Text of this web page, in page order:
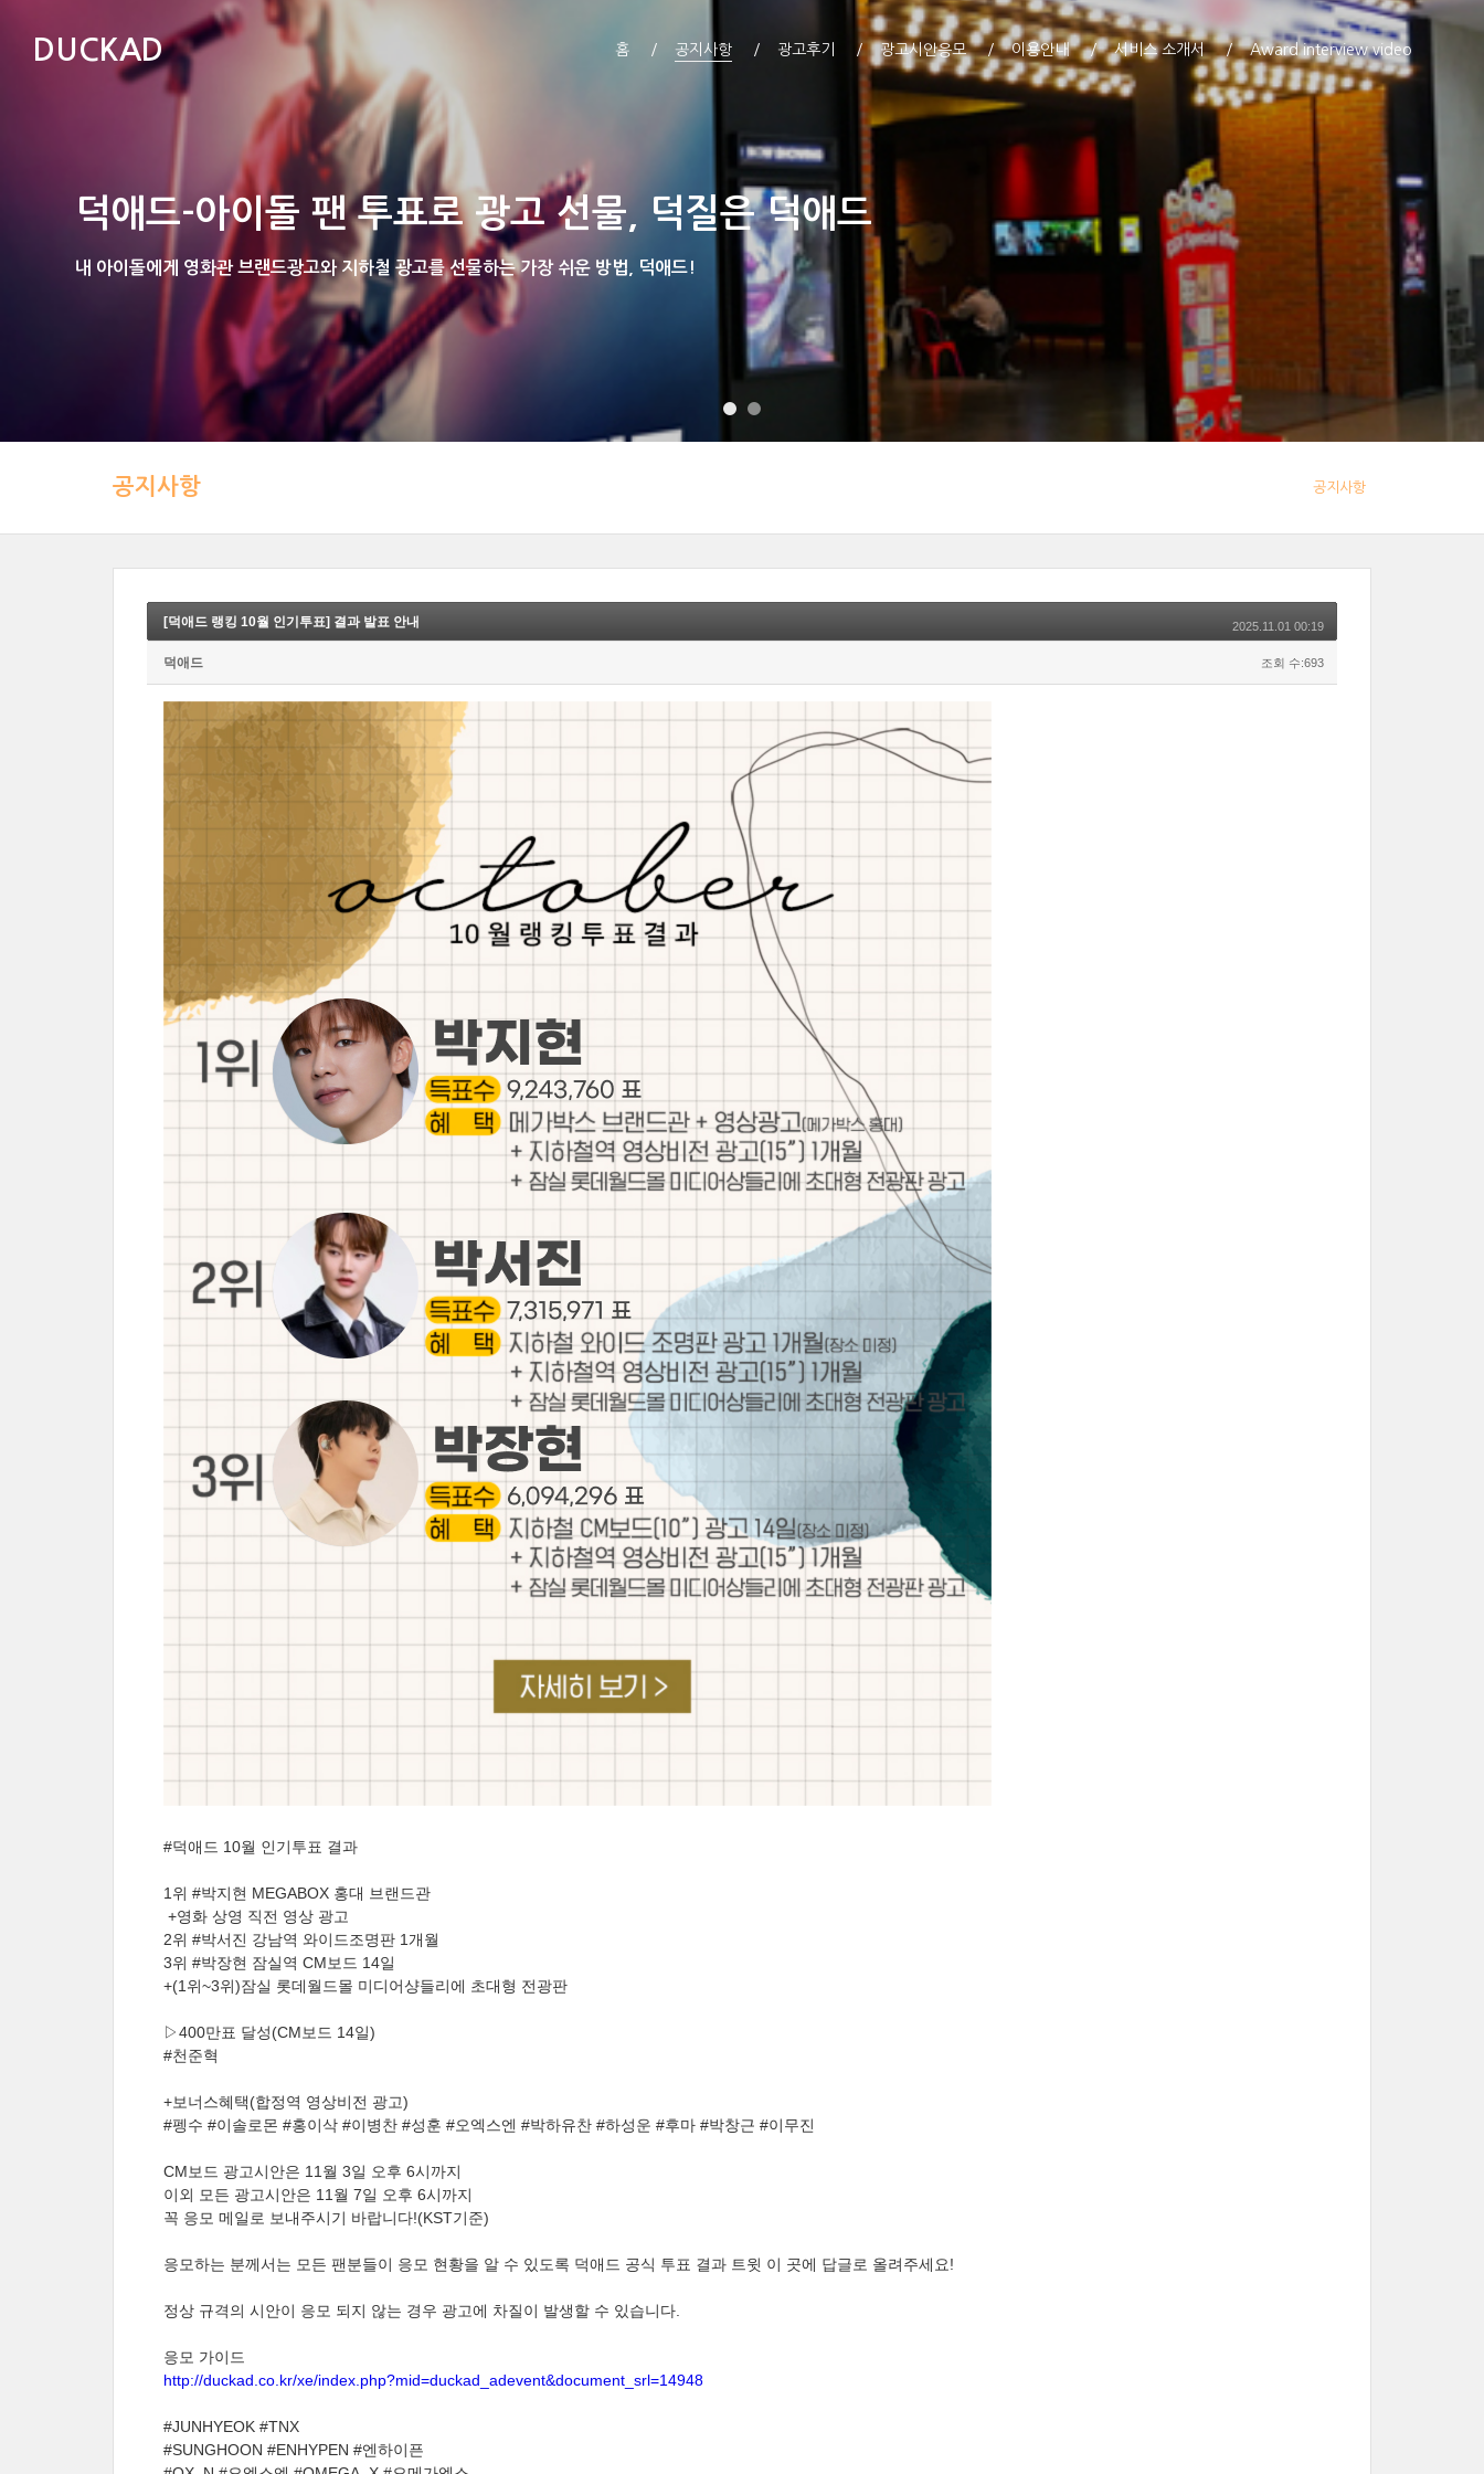
DUCKAD 홈 공지사항 광고후기 광고시안응모 이용안내 서비스 소개서 Award interview video
덕애드-아이돌 팬 투표로 광고 선물, 덕질은 덕애드
내 아이돌에게 영화관 브랜드광고와 지하철 광고를 선물하는 가장 쉬운 방법, 덕애드!
공지사항 공지사항
[덕애드 랭킹 10월 인기투표] 결과 발표 안내 2025.11.01 00:19
덕애드 조회 수:693
#덕애드 10월 인기투표 결과
1위 #박지현 MEGABOX 홍대 브랜드관
+영화 상영 직전 영상 광고
2위 #박서진 강남역 와이드조명판 1개월
3위 #박장현 잠실역 CM보드 14일
+(1위~3위)잠실 롯데월드몰 미디어샹들리에 초대형 전광판
▷400만표 달성(CM보드 14일)
#천준혁
+보너스혜택(합정역 영상비전 광고)
#펭수 #이솔로몬 #홍이삭 #이병찬 #성훈 #오엑스엔 #박하유찬 #하성운 #후마 #박창근 #이무진
CM보드 광고시안은 11월 3일 오후 6시까지
이외 모든 광고시안은 11월 7일 오후 6시까지
꼭 응모 메일로 보내주시기 바랍니다!(KST기준)
응모하는 분께서는 모든 팬분들이 응모 현황을 알 수 있도록 덕애드 공식 투표 결과 트윗 이 곳에 답글로 올려주세요!
정상 규격의 시안이 응모 되지 않는 경우 광고에 차질이 발생할 수 있습니다.
응모 가이드
http://duckad.co.kr/xe/index.php?mid=duckad_adevent&document_srl=14948
#JUNHYEOK #TNX
#SUNGHOON #ENHYPEN #엔하이픈